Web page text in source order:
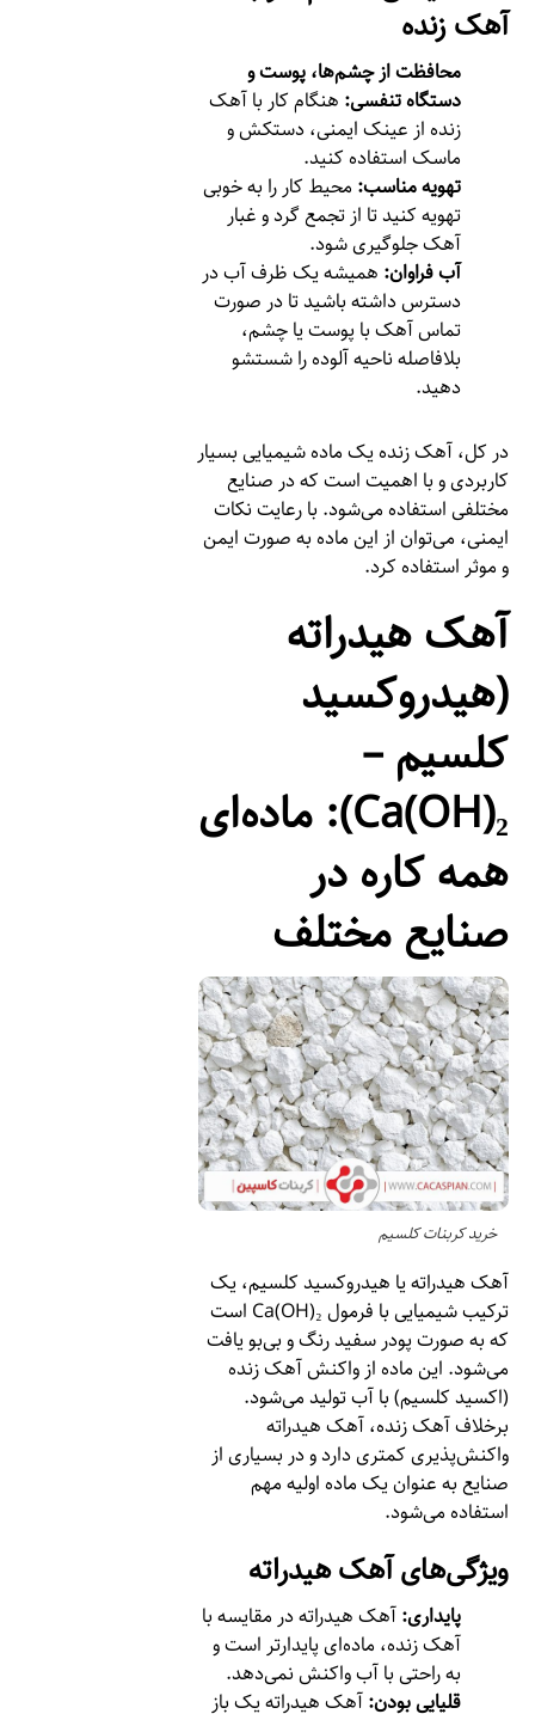
آهک زنده
محافظت از چشم‌ها، پوست و
دستگاه تنفسی: هنگام کار با آهک
زنده از عینک ایمنی، دستکش و
ماسک استفاده کنید.
تهویه مناسب: محیط کار را به خوبی
تهویه کنید تا از تجمع گرد و غبار
آهک جلوگیری شود.
آب فراوان: همیشه یک ظرف آب در
دسترس داشته باشید تا در صورت
تماس آهک با پوست یا چشم،
بلافاصله ناحیه آلوده را شستشو
دهید.
در کل، آهک زنده یک ماده شیمیایی بسیار
کاربردی و با اهمیت است که در صنایع
مختلفی استفاده می‌شود. با رعایت نکات
ایمنی، می‌توان از این ماده به صورت ایمن
و موثر استفاده کرد.
آهک هیدراته
(هیدروکسید
کلسیم –
Ca(OH)₂): ماده‌ای
همه کاره در
صنایع مختلف
خرید کربنات کلسیم
آهک هیدراته یا هیدروکسید کلسیم، یک
ترکیب شیمیایی با فرمول Ca(OH)₂ است
که به صورت پودر سفید رنگ و بی‌بو یافت
می‌شود. این ماده از واکنش آهک زنده
(اکسید کلسیم) با آب تولید می‌شود.
برخلاف آهک زنده، آهک هیدراته
واکنش‌پذیری کمتری دارد و در بسیاری از
صنایع به عنوان یک ماده اولیه مهم
استفاده می‌شود.
ویژگی‌های آهک هیدراته
پایداری:آهک هیدراته در مقایسه با
آهک زنده، ماده‌ای پایدارتر است و
به راحتی با آب واکنش نمی‌دهد.
قلیایی بودن:آهک هیدراته یک باز